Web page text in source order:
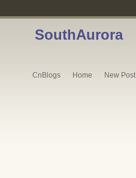
SouthAurora
CnBlogs Home New Post